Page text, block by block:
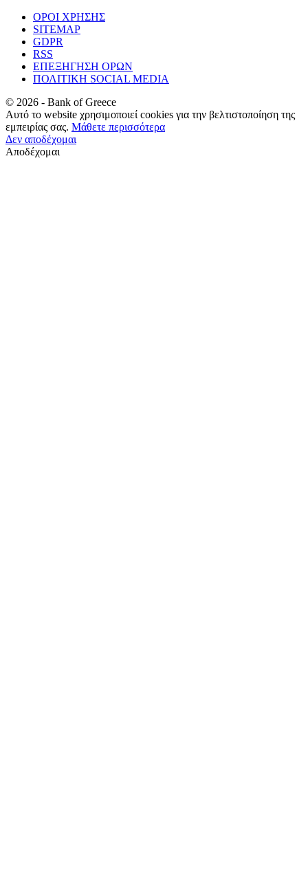
ΟΡΟΙ ΧΡΗΣΗΣ
SITEMAP
GDPR
RSS
ΕΠΕΞΗΓΗΣΗ ΟΡΩΝ
ΠΟΛΙΤΙΚΗ SOCIAL MEDIA
© 2026 - Bank of Greece
Αυτό το website χρησιμοποιεί cookies για την βελτιστοποίηση της
εμπειρίας σας. Μάθετε περισσότερα
Δεν αποδέχομαι
Αποδέχομαι